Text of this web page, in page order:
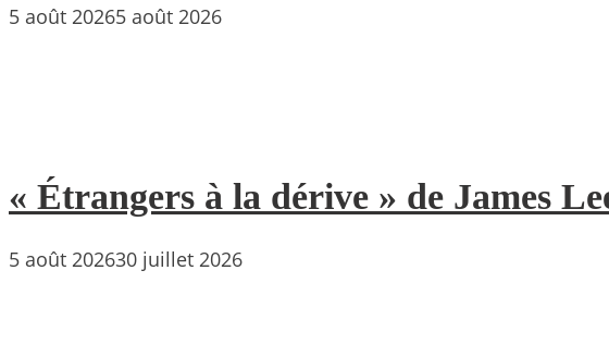
5 août 20265 août 2026
« Étrangers à la dérive » de James
5 août 202630 juillet 2026